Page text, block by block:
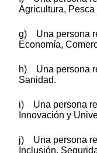
Agricultura,
g) Una persona
Economía,
h) Una persona
Sanidad.
i) Una persona
Innovación y
j) Una persona
Inclusión,